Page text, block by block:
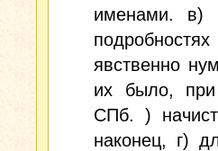
именами. в)
явственно
их было, при
СПб. )
наконец, г)